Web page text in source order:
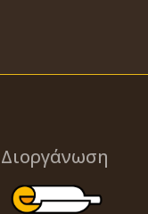
Διοργάνωση